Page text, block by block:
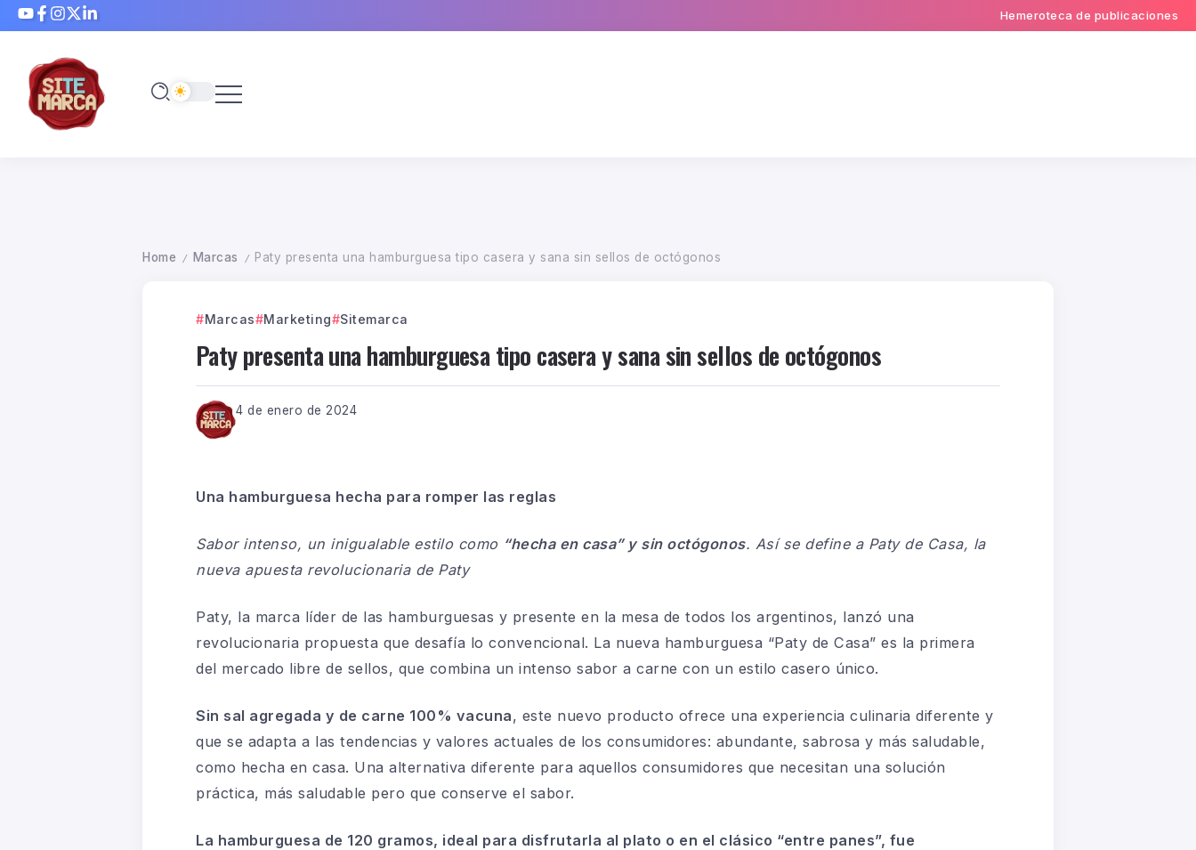
Hemeroteca de publicaciones
Home / Marcas / Paty presenta una hamburguesa tipo casera y sana sin sellos de octógonos
Marcas Marketing Sitemarca
Paty presenta una hamburguesa tipo casera y sana sin sellos de octógonos
4 de enero de 2024
Una hamburguesa hecha para romper las reglas
Sabor intenso, un inigualable estilo como “hecha en casa” y sin octógonos. Así se define a Paty de Casa, la
nueva apuesta revolucionaria de Paty
Paty, la marca líder de las hamburguesas y presente en la mesa de todos los argentinos, lanzó una
revolucionaria propuesta que desafía lo convencional. La nueva hamburguesa “Paty de Casa” es la primera
del mercado libre de sellos, que combina un intenso sabor a carne con un estilo casero único.
Sin sal agregada y de carne 100% vacuna, este nuevo producto ofrece una experiencia culinaria diferente y
que se adapta a las tendencias y valores actuales de los consumidores: abundante, sabrosa y más saludable,
como hecha en casa. Una alternativa diferente para aquellos consumidores que necesitan una solución
práctica, más saludable pero que conserve el sabor.
La hamburguesa de 120 gramos, ideal para disfrutarla al plato o en el clásico “entre panes”, fue